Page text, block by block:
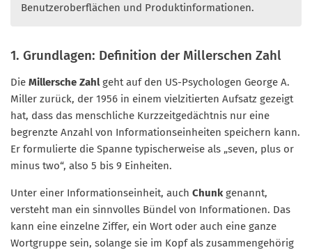
Benutzeroberflächen und Produktinformationen.
1. Grundlagen: Definition der Millerschen Zahl
Die Millersche Zahlgeht auf den US-Psychologen George A.
Miller zurück, der 1956 in einem vielzitierten Aufsatz gezeigt
hat, dass das menschliche Kurzzeitgedächtnis nur eine
begrenzte Anzahl von Informationseinheiten speichern kann.
Er formulierte die Spanne typischerweise als „seven, plus or
minus two“, also 5 bis 9 Einheiten.
Unter einer Informationseinheit, auch Chunkgenannt,
versteht man ein sinnvolles Bündel von Informationen. Das
kann eine einzelne Ziffer, ein Wort oder auch eine ganze
Wortgruppe sein, solange sie im Kopf als zusammengehörig